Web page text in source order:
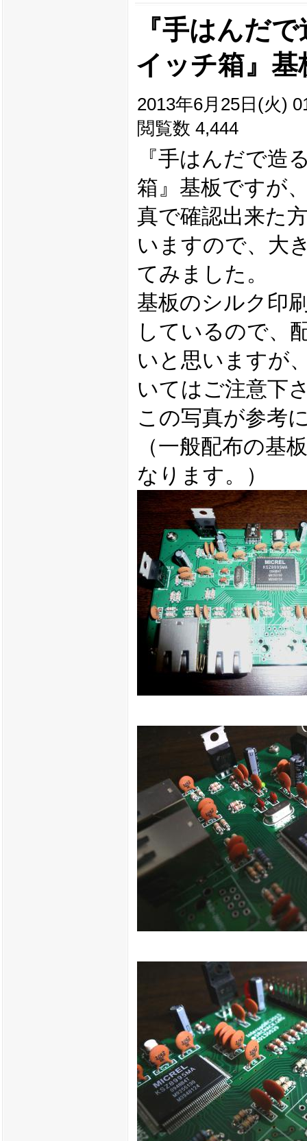
『手はんだ
イッチ箱』
2013年6月25日(火)
閲覧数 4,444
『手はんだで造
箱』基板ですが
真で確認出来た
いますので、大
てみました。
基板のシルク印
しているので、
いと思いますが
いてはご注意下
この写真が参考
（一般配布の基
なります。）